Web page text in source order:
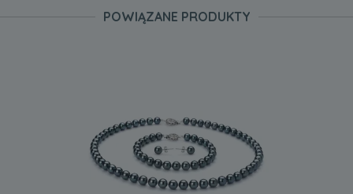
POWIĄZANE PRODUKTY